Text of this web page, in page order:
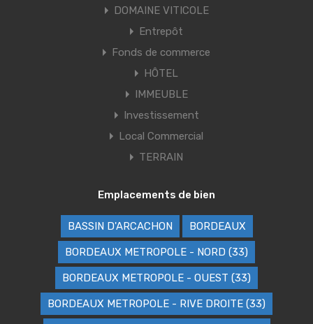
DOMAINE VITICOLE
Entrepôt
Fonds de commerce
HÔTEL
IMMEUBLE
Investissement
Local Commercial
TERRAIN
Emplacements de bien
BASSIN D'ARCACHON BORDEAUX
BORDEAUX METROPOLE - NORD (33)
BORDEAUX METROPOLE - OUEST (33)
BORDEAUX METROPOLE - RIVE DROITE (33)